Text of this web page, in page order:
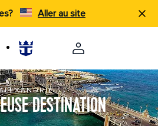
Aller au site
DESTINATION